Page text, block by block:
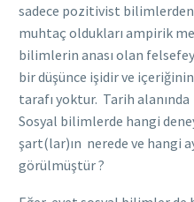
sadece pozitivist bilimlerden
muhtaç oldukları ampirik
bilimlerin anası olan
bir düşünce işidir ve
tarafı yoktur. Tarih
Sosyal bilimlerde hangi
şart(lar)ın nerede ve hangi
görülmüştür ?